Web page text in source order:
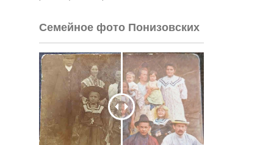
Семейное фото Понизовских